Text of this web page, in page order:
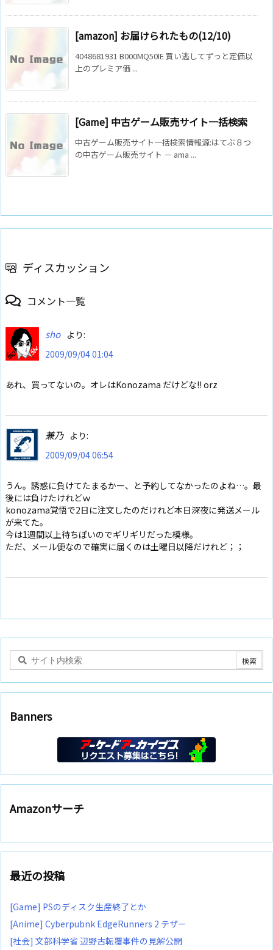
[amazon] お届けられたもの(12/10)
4048681931 B000MQ50IE 買い逃してずっと定価以
上のプレミア価 ...
[Game] 中古ゲーム販売サイト一括検索
中古ゲーム販売サイト一括検索情報源:はてぶ８つ
の中古ゲーム販売サイト － ama ...
ディスカッション
コメント一覧
sho より:
2009/09/04 01:04
あれ、買ってないの。オレはKonozama だけどな!! orz
兼乃 より:
2009/09/04 06:54
うん。誘惑に負けてたまるかー、と予約してなかったのよね…。最
後には負けたけれどｗ
konozama覚悟で2日に注文したのだけれど本日深夜に発送メール
が来てた。
今は1週間以上待ちぽいのでギリギリだった模様。
ただ、メール便なので確実に届くのは土曜日以降だけれど；；
Banners
Amazonサーチ
最近の投稿
[Game] PSのディスク生産終了とか
[Anime] Cyberpubnk EdgeRunners 2 テザー
[社会] 文部科学省 辺野古転覆事件の見解公開